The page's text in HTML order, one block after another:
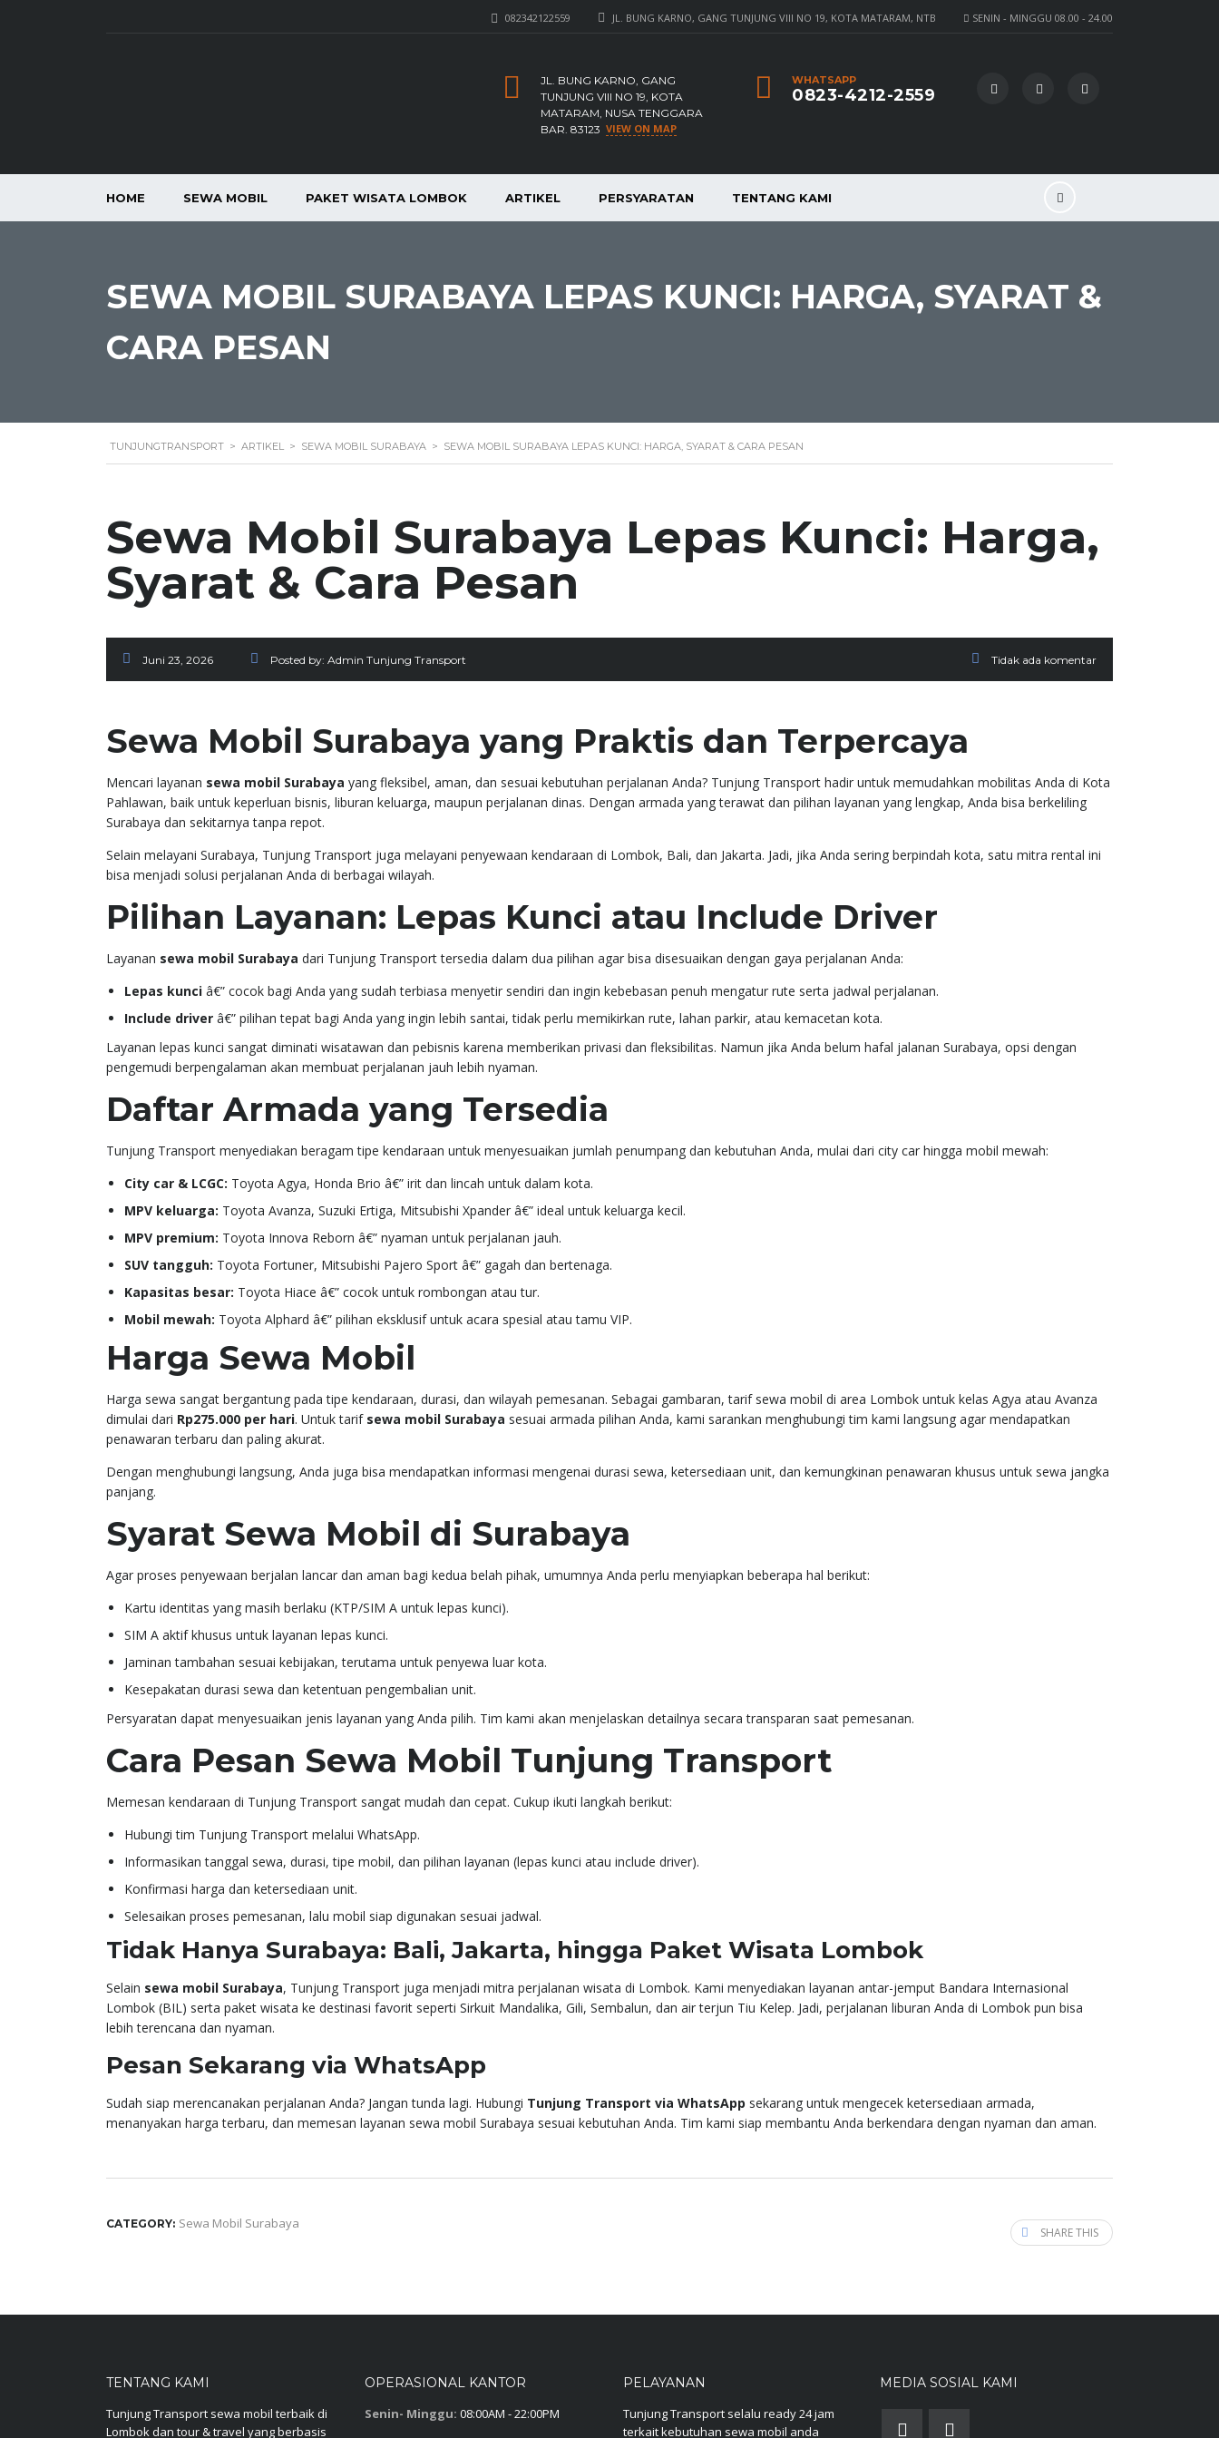
SENIN - MINGGU 08.00 - 24.00
JL. BUNG KARNO, GANG TUNJUNG VIII NO 19, KOTA MATARAM, NTB
082342122559
WHATSAPP
0823-4212-2559
JL. BUNG KARNO, GANG
TUNJUNG VIII NO 19, KOTA
MATARAM, NUSA TENGGARA
BAR. 83123 VIEW ON MAP
HOME SEWA MOBIL PAKET WISATA LOMBOK ARTIKEL PERSYARATAN TENTANG KAMI
SEWA MOBIL SURABAYA LEPAS KUNCI: HARGA, SYARAT &
CARA PESAN
TUNJUNGTRANSPORT > ARTIKEL > SEWA MOBIL SURABAYA > SEWA MOBIL SURABAYA LEPAS KUNCI: HARGA, SYARAT & CARA PESAN
Sewa Mobil Surabaya Lepas Kunci: Harga,
Syarat & Cara Pesan
Juni 23, 2026 Posted by: Admin Tunjung Transport Tidak ada komentar
Sewa Mobil Surabaya yang Praktis dan Terpercaya
Mencari layanan sewa mobil Surabaya yang fleksibel, aman, dan sesuai kebutuhan perjalanan Anda? Tunjung Transport hadir untuk memudahkan mobilitas Anda di Kota
Pahlawan, baik untuk keperluan bisnis, liburan keluarga, maupun perjalanan dinas. Dengan armada yang terawat dan pilihan layanan yang lengkap, Anda bisa berkeliling
Surabaya dan sekitarnya tanpa repot.
Selain melayani Surabaya, Tunjung Transport juga melayani penyewaan kendaraan di Lombok, Bali, dan Jakarta. Jadi, jika Anda sering berpindah kota, satu mitra rental ini
bisa menjadi solusi perjalanan Anda di berbagai wilayah.
Pilihan Layanan: Lepas Kunci atau Include Driver
Layanan sewa mobil Surabaya dari Tunjung Transport tersedia dalam dua pilihan agar bisa disesuaikan dengan gaya perjalanan Anda:
Lepas kunci â€” cocok bagi Anda yang sudah terbiasa menyetir sendiri dan ingin kebebasan penuh mengatur rute serta jadwal perjalanan.
Include driver â€” pilihan tepat bagi Anda yang ingin lebih santai, tidak perlu memikirkan rute, lahan parkir, atau kemacetan kota.
Layanan lepas kunci sangat diminati wisatawan dan pebisnis karena memberikan privasi dan fleksibilitas. Namun jika Anda belum hafal jalanan Surabaya, opsi dengan
pengemudi berpengalaman akan membuat perjalanan jauh lebih nyaman.
Daftar Armada yang Tersedia
Tunjung Transport menyediakan beragam tipe kendaraan untuk menyesuaikan jumlah penumpang dan kebutuhan Anda, mulai dari city car hingga mobil mewah:
City car & LCGC: Toyota Agya, Honda Brio â€” irit dan lincah untuk dalam kota.
MPV keluarga: Toyota Avanza, Suzuki Ertiga, Mitsubishi Xpander â€” ideal untuk keluarga kecil.
MPV premium: Toyota Innova Reborn â€” nyaman untuk perjalanan jauh.
SUV tangguh: Toyota Fortuner, Mitsubishi Pajero Sport â€” gagah dan bertenaga.
Kapasitas besar: Toyota Hiace â€” cocok untuk rombongan atau tur.
Mobil mewah: Toyota Alphard â€” pilihan eksklusif untuk acara spesial atau tamu VIP.
Harga Sewa Mobil
Harga sewa sangat bergantung pada tipe kendaraan, durasi, dan wilayah pemesanan. Sebagai gambaran, tarif sewa mobil di area Lombok untuk kelas Agya atau Avanza
dimulai dari Rp275.000 per hari. Untuk tarif sewa mobil Surabaya sesuai armada pilihan Anda, kami sarankan menghubungi tim kami langsung agar mendapatkan
penawaran terbaru dan paling akurat.
Dengan menghubungi langsung, Anda juga bisa mendapatkan informasi mengenai durasi sewa, ketersediaan unit, dan kemungkinan penawaran khusus untuk sewa jangka
panjang.
Syarat Sewa Mobil di Surabaya
Agar proses penyewaan berjalan lancar dan aman bagi kedua belah pihak, umumnya Anda perlu menyiapkan beberapa hal berikut:
Kartu identitas yang masih berlaku (KTP/SIM A untuk lepas kunci).
SIM A aktif khusus untuk layanan lepas kunci.
Jaminan tambahan sesuai kebijakan, terutama untuk penyewa luar kota.
Kesepakatan durasi sewa dan ketentuan pengembalian unit.
Persyaratan dapat menyesuaikan jenis layanan yang Anda pilih. Tim kami akan menjelaskan detailnya secara transparan saat pemesanan.
Cara Pesan Sewa Mobil Tunjung Transport
Memesan kendaraan di Tunjung Transport sangat mudah dan cepat. Cukup ikuti langkah berikut:
Hubungi tim Tunjung Transport melalui WhatsApp.
Informasikan tanggal sewa, durasi, tipe mobil, dan pilihan layanan (lepas kunci atau include driver).
Konfirmasi harga dan ketersediaan unit.
Selesaikan proses pemesanan, lalu mobil siap digunakan sesuai jadwal.
Tidak Hanya Surabaya: Bali, Jakarta, hingga Paket Wisata Lombok
Selain sewa mobil Surabaya, Tunjung Transport juga menjadi mitra perjalanan wisata di Lombok. Kami menyediakan layanan antar-jemput Bandara Internasional
Lombok (BIL) serta paket wisata ke destinasi favorit seperti Sirkuit Mandalika, Gili, Sembalun, dan air terjun Tiu Kelep. Jadi, perjalanan liburan Anda di Lombok pun bisa
lebih terencana dan nyaman.
Pesan Sekarang via WhatsApp
Sudah siap merencanakan perjalanan Anda? Jangan tunda lagi. Hubungi Tunjung Transport via WhatsApp sekarang untuk mengecek ketersediaan armada,
menanyakan harga terbaru, dan memesan layanan sewa mobil Surabaya sesuai kebutuhan Anda. Tim kami siap membantu Anda berkendara dengan nyaman dan aman.
CATEGORY: Sewa Mobil Surabaya
SHARE THIS
TENTANG KAMI
Tunjung Transport sewa mobil terbaik di
Lombok dan tour & travel yang berbasis
OPERASIONAL KANTOR
Senin- Minggu: 08:00AM - 22:00PM
PELAYANAN
Tunjung Transport selalu ready 24 jam
terkait kebutuhan sewa mobil anda
MEDIA SOSIAL KAMI